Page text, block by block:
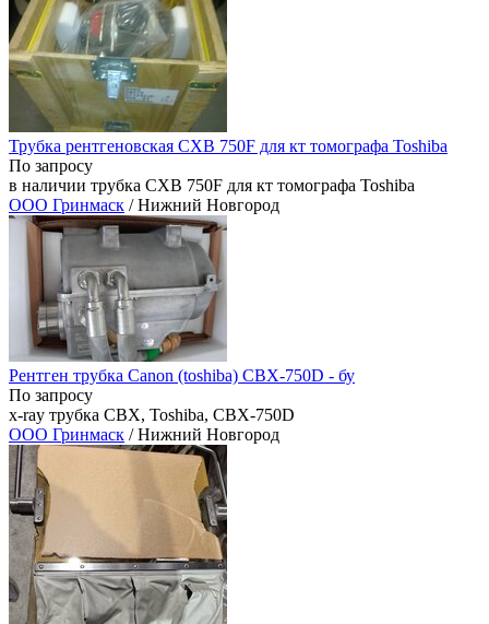
Трубка рентгеновская CXB 750F для кт томографа Toshiba
По запросу
в наличии трубка CXB 750F для кт томографа Toshiba
ООО Гринмаск / Нижний Новгород
Рентген трубка Canon (toshiba) CBX-750D - бу
По запросу
x-ray трубка CBX, Toshiba, CBX-750D
ООО Гринмаск / Нижний Новгород